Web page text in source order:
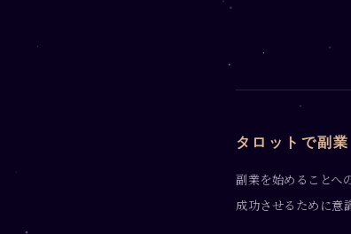
タロットで副
副業を始めることへ
成功させるために意